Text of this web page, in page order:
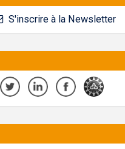
S'inscrire à la Newsletter